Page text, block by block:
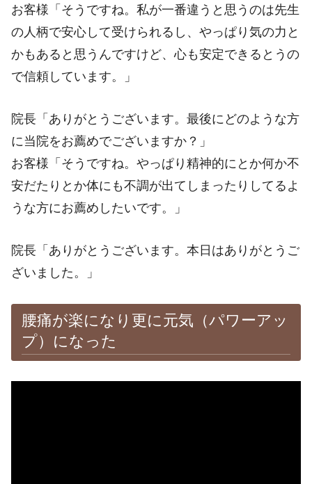
お客様「そうですね。私が一番違うと思うのは先生
の人柄で安心して受けられるし、やっぱり気の力と
かもあると思うんですけど、心も安定できるとうの
で信頼しています。」
院長「ありがとうございます。最後にどのような方
に当院をお薦めでございますか？」
お客様「そうですね。やっぱり精神的にとか何か不
安だたりとか体にも不調が出てしまったりしてるよ
うな方にお薦めしたいです。」
院長「ありがとうございます。本日はありがとうご
ざいました。」
腰痛が楽になり更に元気（パワーアッ
プ）になった